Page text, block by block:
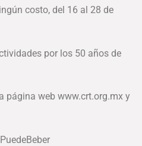
costo, del 16 al 28 de
por los 50 años de
página web www.crt.org.mx y